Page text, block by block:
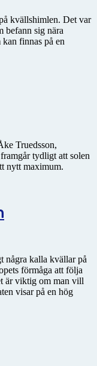
kvällshimlen. Det var
befann sig nära
finnas på en
Truedsson,
tydligt att solen
nytt maximum.
några kalla kvällar på
förmåga att följa
är viktig om man vill
visar på en hög